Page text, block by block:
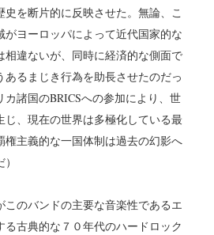
を断片的に反映させた。無論、こ
ヨーロッパによって近代国家的な
相違ないが、同時に経済的な側面で
るまじき行為を助長させたのだっ
諸国のBRICSへの参加により、世
じ、現在の世界は多極化している最
権主義的な一国体制は過去の幻影へ
のバンドの主要な音楽性であるエ
る古典的な７０年代のハードロック